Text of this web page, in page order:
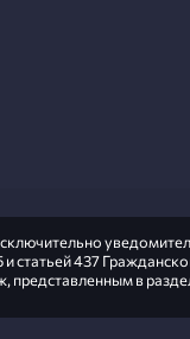
статьей 437
представленным в